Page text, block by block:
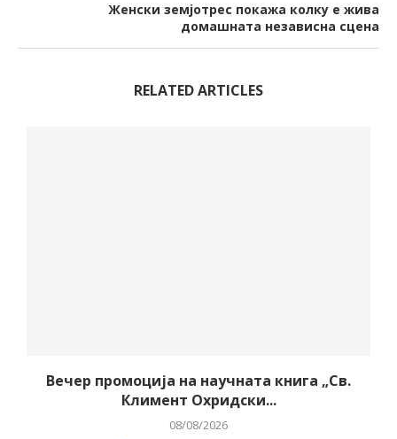
Женски земјотрес покажа колку е жива
домашната независна сцена
RELATED ARTICLES
Вечер промоција на научната книга „Св.
Климент Охридски...
08/08/2026